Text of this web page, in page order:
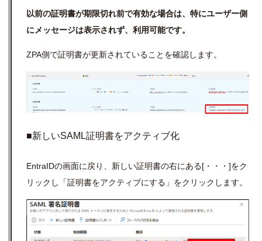
以前の証明書が期限切れ前で有効な場合は、特にユーザー側
にメッセージは表示されず、利用可能です。
ZPA側で証明書が更新されていることを確認します。
■新しいSAML証明書をアクティブ化
EntraIDの画面に戻り、新しい証明書の右にある[・・・]をク
リックし「証明書をアクティブにする」をクリックします。